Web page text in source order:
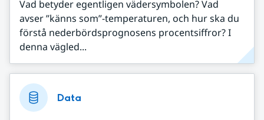
Vad betyder egentligen vädersymbolen? Vad
avser ”känns som”-temperaturen, och hur ska du
förstå nederbördsprognosens procentsiffror? I
denna vägled...
Data